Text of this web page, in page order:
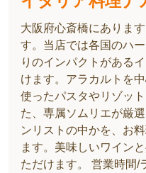
大阪府心斎橋にありま
す。当店では各国のハ
りのインパクトがある
けます。アラカルトを
使ったパスタやリゾッ
た、専属ソムリエが厳
ンリストの中かを、お
ます。美味しいワイン
ただけます。 営業時間/